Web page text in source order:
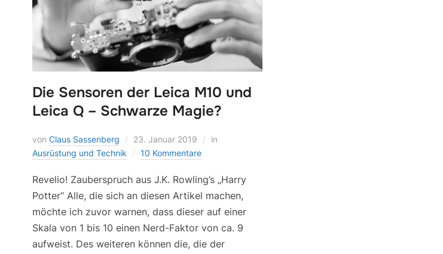
Die Sensoren der Leica M10 und
Leica Q – Schwarze Magie?
von Claus Sassenberg 23. Januar 2019
in
Ausrüstung und Technik
10 Kommentare
Revelio! Zauberspruch aus J.K. Rowling’s „Harry
Potter“ Alle, die sich an diesen Artikel machen,
möchte ich zuvor warnen, dass dieser auf einer
Skala von 1 bis 10 einen Nerd-Faktor von ca. 9
aufweist. Des weiteren können die, die der